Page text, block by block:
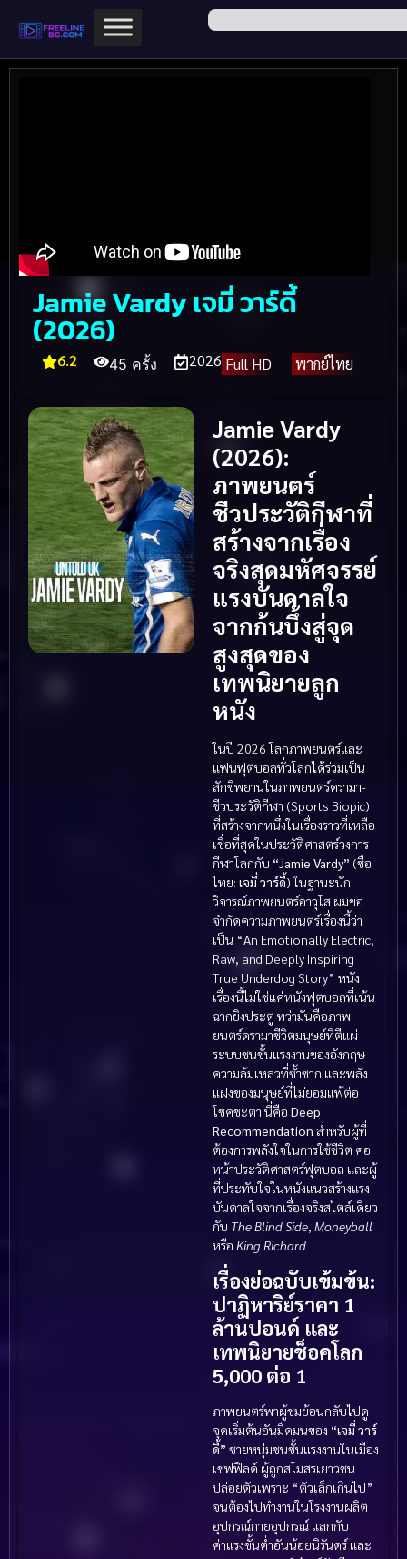
Jamie Vardy เจมี่ วาร์ดี้
(2026)
6.2 45 ครั้ง 2026 Full HD พากย์ไทย
Jamie Vardy
(2026):
ภาพยนตร์
ชีวประวัติกีฬาที่
สร้างจากเรื่อง
จริงสุดมหัศจรรย์
แรงบันดาลใจ
จากก้นบึ้งสู่จุด
สูงสุดของ
เทพนิยายลูก
หนัง
ในปี 2026 โลกภาพยนตร์และ
แฟนฟุตบอลทั่วโลกได้ร่วมเป็น
สักขีพยานในภาพยนตร์ดรามา-
ชีวประวัติกีฬา (Sports Biopic)
ที่สร้างจากหนึ่งในเรื่องราวที่เหลือ
เชื่อที่สุดในประวัติศาสตร์วงการ
กีฬาโลกกับ “Jamie Vardy” (ชื่อ
ไทย: เจมี่ วาร์ดี้) ในฐานะนัก
วิจารณ์ภาพยนตร์อาวุโส ผมขอ
จำกัดความภาพยนตร์เรื่องนี้ว่า
เป็น “An Emotionally Electric,
Raw, and Deeply Inspiring
True Underdog Story” หนัง
เรื่องนี้ไม่ใช่แค่หนังฟุตบอลที่เน้น
ฉากยิงประตู ทว่ามันคือภาพ
ยนตร์ดรามาชีวิตมนุษย์ที่ตีแผ่
ระบบชนชั้นแรงงานของอังกฤษ
ความล้มเหลวที่ซ้ำซาก และพลัง
แฝงของมนุษย์ที่ไม่ยอมแพ้ต่อ
โชคชะตา นี่คือ Deep
Recommendation สำหรับผู้ที่
ต้องการพลังใจในการใช้ชีวิต คอ
หน้าประวัติศาสตร์ฟุตบอล และผู้
ที่ประทับใจในหนังแนวสร้างแรง
บันดาลใจจากเรื่องจริงสไตล์เดียว
กับ The Blind Side, Moneyball
หรือ King Richard
เรื่องย่อฉบับเข้มข้น:
ปาฏิหาริย์ราคา 1
ล้านปอนด์ และ
เทพนิยายช็อคโลก
5,000 ต่อ 1
ภาพยนตร์พาผู้ชมย้อนกลับไปดู
จุดเริ่มต้นอันมืดมนของ “เจมี่ วาร์
ดี้” ชายหนุ่มชนชั้นแรงงานในเมือง
เชฟฟิลด์ ผู้ถูกสโมสรเยาวชน
ปล่อยตัวเพราะ “ตัวเล็กเกินไป”
จนต้องไปทำงานในโรงงานผลิต
อุปกรณ์กายอุปกรณ์ แลกกับ
ค่าแรงขั้นต่ำอันน้อยนิรันดร์ และ